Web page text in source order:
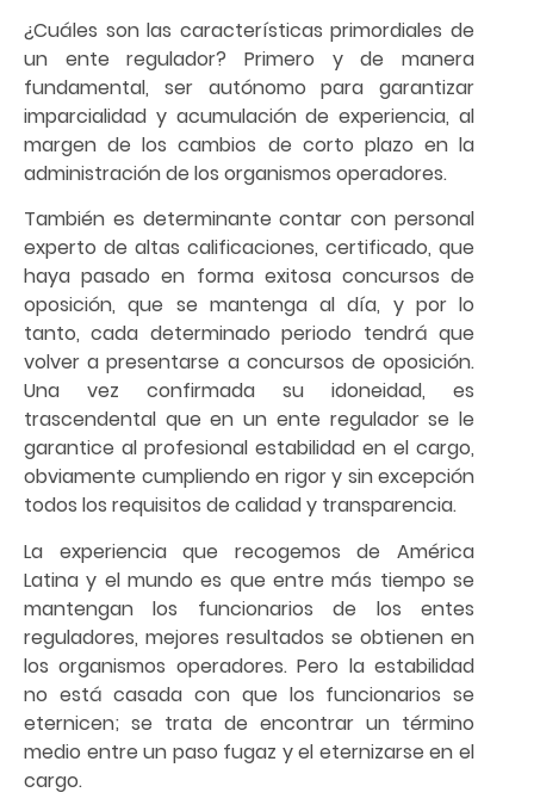
¿Cuáles son las características primordiales de
un ente regulador? Primero y de manera
fundamental, ser autónomo para garantizar
imparcialidad y acumulación de experiencia, al
margen de los cambios de corto plazo en la
administración de los organismos operadores.
También es determinante contar con personal
experto de altas calificaciones, certificado, que
haya pasado en forma exitosa concursos de
oposición, que se mantenga al día, y por lo
tanto, cada determinado periodo tendrá que
volver a presentarse a concursos de oposición.
Una vez confirmada su idoneidad, es
trascendental que en un ente regulador se le
garantice al profesional estabilidad en el cargo,
obviamente cumpliendo en rigor y sin excepción
todos los requisitos de calidad y transparencia.
La experiencia que recogemos de América
Latina y el mundo es que entre más tiempo se
mantengan los funcionarios de los entes
reguladores, mejores resultados se obtienen en
los organismos operadores. Pero la estabilidad
no está casada con que los funcionarios se
eternicen; se trata de encontrar un término
medio entre un paso fugaz y el eternizarse en el
cargo.